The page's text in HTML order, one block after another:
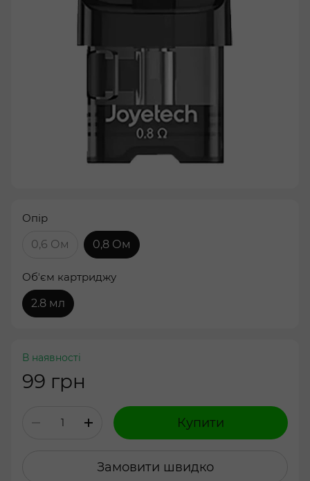
Опір
0,6 Ом
0,8 Ом
Обʼєм картриджу
2.8 мл
В наявності
99 грн
Купити
Замовити швидко